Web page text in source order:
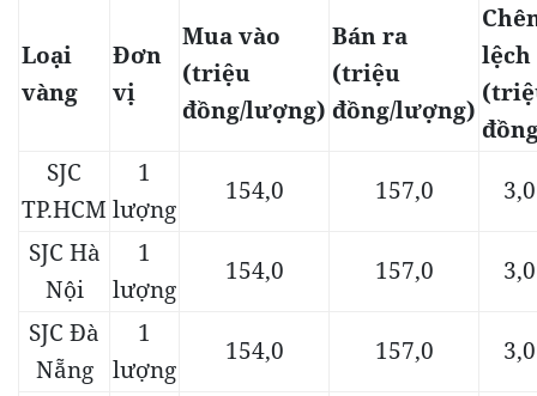
Loại
vàng
Đơn
vị
Mua vào
(triệu
đồng/lượng)
Bán ra
(triệu
đồng/lượng)
lệch
SJC
TP.HCM
1
lượng
154,0 157,0
3,0
SJC Hà
Nội
1
lượng
154,0 157,0
3,0
SJC Đà
Nẵng
1
lượng
154,0 157,0
3,0